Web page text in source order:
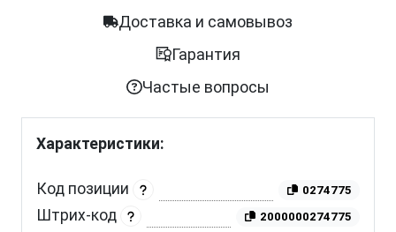
Доставка и самовывоз
Гарантия
Частые вопросы
Характеристики:
Код позиции 0274775
Штрих-код 2000000274775